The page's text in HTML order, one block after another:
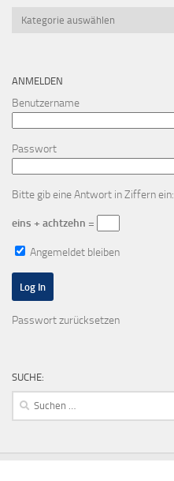
Kategorien
ANMELDEN
Benutzername
Passwort
Bitte gib eine Antwort in Ziffern ein:
eins + achtzehn =
Angemeldet bleiben
Passwort zurücksetzen
SUCHE:
Suchen